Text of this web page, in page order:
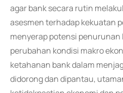
agar bank secara rutin
asesmen terhadap kekuatan
menyerap potensi
perubahan kondisi makro
ketahanan bank dalam
didorong dan dipantau,